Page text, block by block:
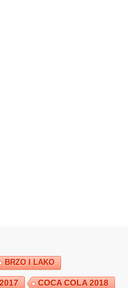
BRZO I LAKO
COCA COLA 2018